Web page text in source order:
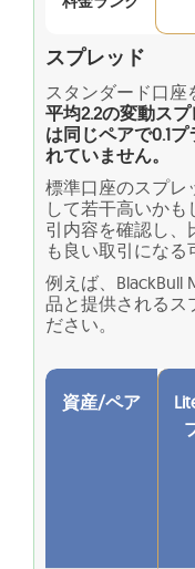
スプレッド
スタンダード口座
平均2.2の変動ス
は同じペアで0.1
れていません。
標準口座のスプレ
して若干高いか
引内容を確認し、
も良い取引になる
例えば、BlackBull
品と提供されるス
ださい。
資産/ペア